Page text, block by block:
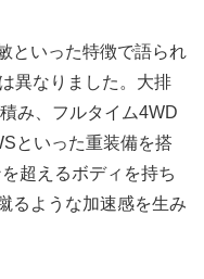
といった特徴で語られ
異なりました。大排
み、フルタイム4WD
といった重装備を搭
超えるボディを持ち
るような加速感を生み